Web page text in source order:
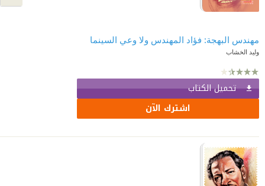
مهندس البهجة: فؤاد المهندس ولا وعي السينما
وليد الخشاب
تحميل الكتاب
اشترك الآن